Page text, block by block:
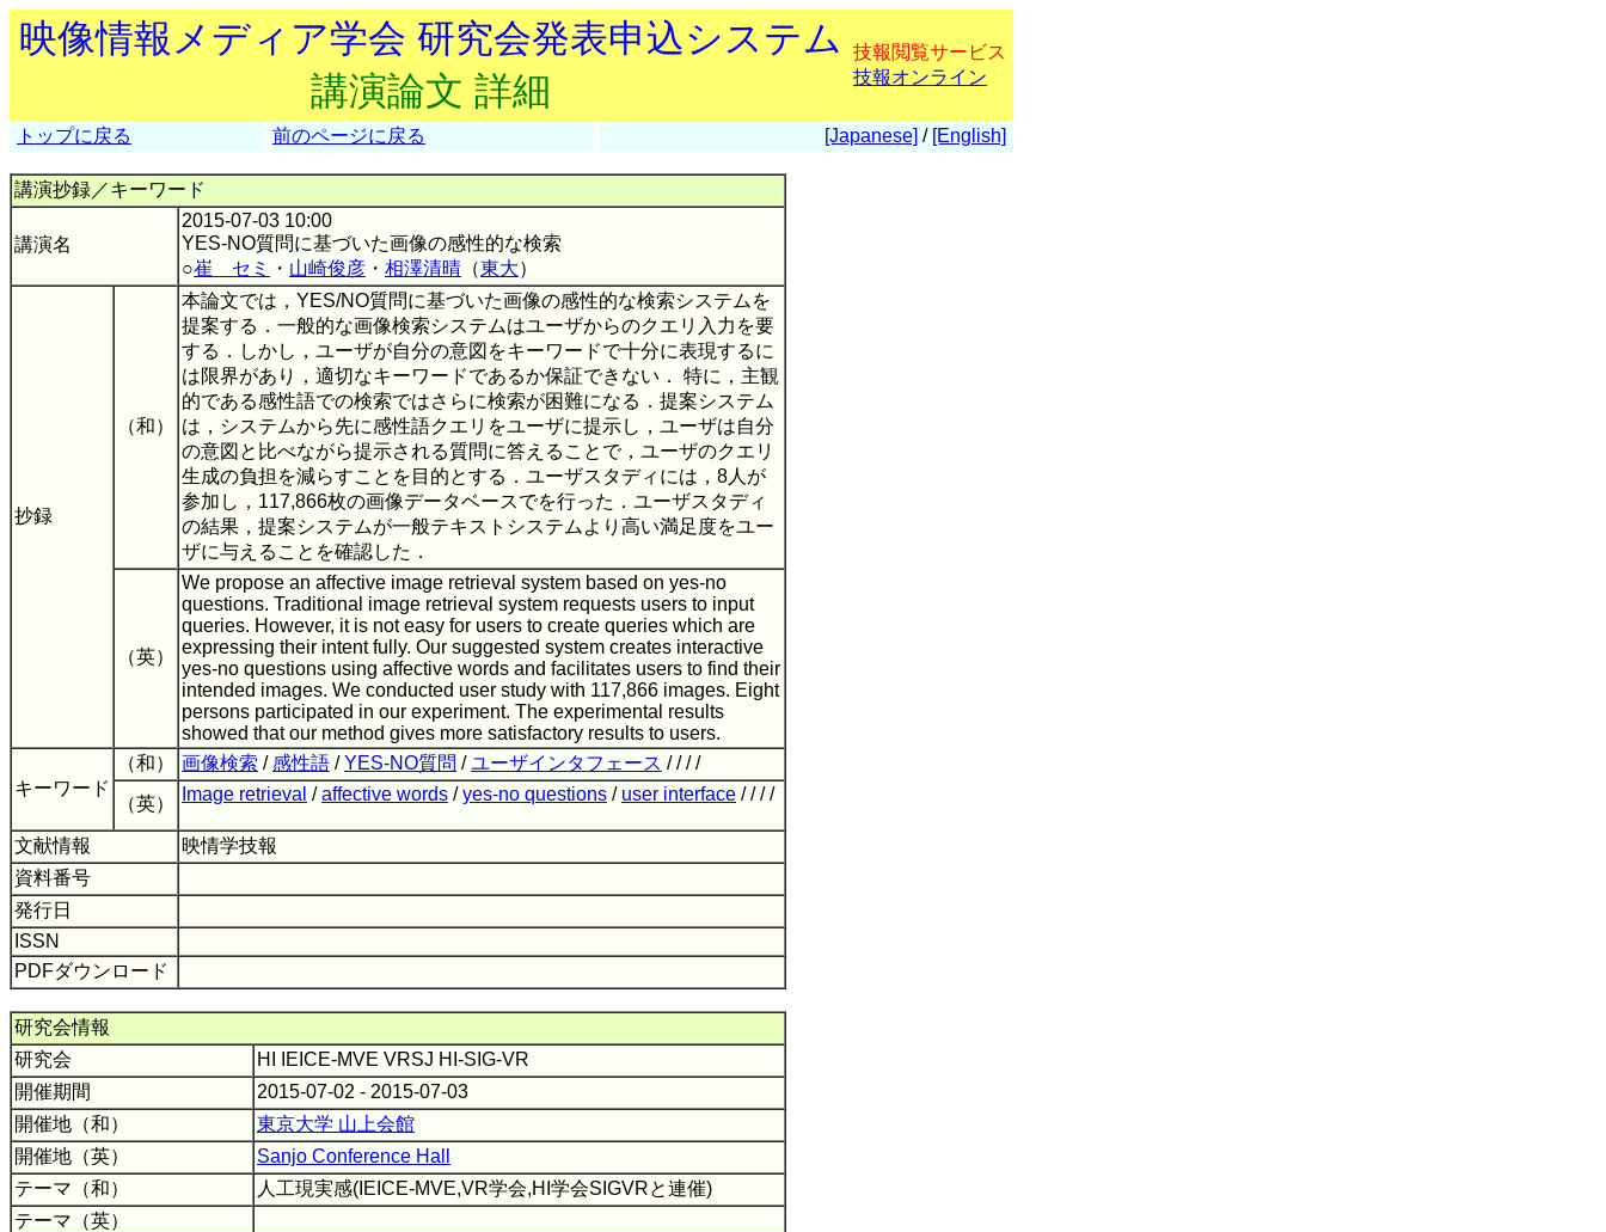
映像情報メディア学会 研究会発表申込システム
講演論文 詳細
技報閲覧サービス
技報オンライン
トップに戻る 前のページに戻る [Japanese] / [English]
講演抄録／キーワード
講演名
2015-07-03 10:00
YES-NO質問に基づいた画像の感性的な検索
○崔 セミ ・ 山崎俊彦 ・ 相澤清晴 （東大）
抄録
（和）
本論文では，YES/NO質問に基づいた画像の感性的な検索システムを
提案する．一般的な画像検索システムはユーザからのクエリ入力を要
する．しかし，ユーザが自分の意図をキーワードで十分に表現するに
は限界があり，適切なキーワードであるか保証できない． 特に，主観
的である感性語での検索ではさらに検索が困難になる．提案システム
は，システムから先に感性語クエリをユーザに提示し，ユーザは自分
の意図と比べながら提示される質問に答えることで，ユーザのクエリ
生成の負担を減らすことを目的とする．ユーザスタディには，8人が
参加し，117,866枚の画像データベースでを行った．ユーザスタディ
の結果，提案システムが一般テキストシステムより高い満足度をユー
ザに与えることを確認した．
（英）
We propose an affective image retrieval system based on yes-no
questions. Traditional image retrieval system requests users to input
queries. However, it is not easy for users to create queries which are
expressing their intent fully. Our suggested system creates interactive
yes-no questions using affective words and facilitates users to find their
intended images. We conducted user study with 117,866 images. Eight
persons participated in our experiment. The experimental results
showed that our method gives more satisfactory results to users.
キーワード
（和） 画像検索 /感性語 /YES-NO質問 /ユーザインタフェース / / / /
（英）
Image retrieval /affective words /yes-no questions / user interface / / / /
文献情報
映情学技報
資料番号
発行日
ISSN
PDFダウンロード
研究会情報
研究会
HI IEICE-MVE VRSJ HI-SIG-VR
開催期間
2015-07-02 - 2015-07-03
開催地（和）
東京大学 山上会館
開催地（英）
Sanjo Conference Hall
テーマ（和）
人工現実感(IEICE-MVE,VR学会,HI学会SIGVRと連催)
テーマ（英）